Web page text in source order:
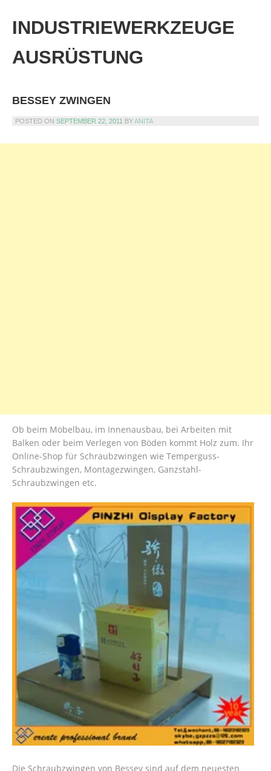
content
INDUSTRIEWERKZEUGE
AUSRÜSTUNG
BESSEY ZWINGEN
POSTED ON SEPTEMBER 22, 2011 BYANITA
Ob beim Möbelbau, im Innenausbau, bei Arbeiten mit
Balken oder beim Verlegen von Böden kommt Holz zum. Ihr
Online-Shop für Schraubzwingen wie Temperguss-
Schraubzwingen, Montagezwingen, Ganzstahl-
Schraubzwingen etc.
Die Schraubzwingen von Bessey sind auf dem neuesten